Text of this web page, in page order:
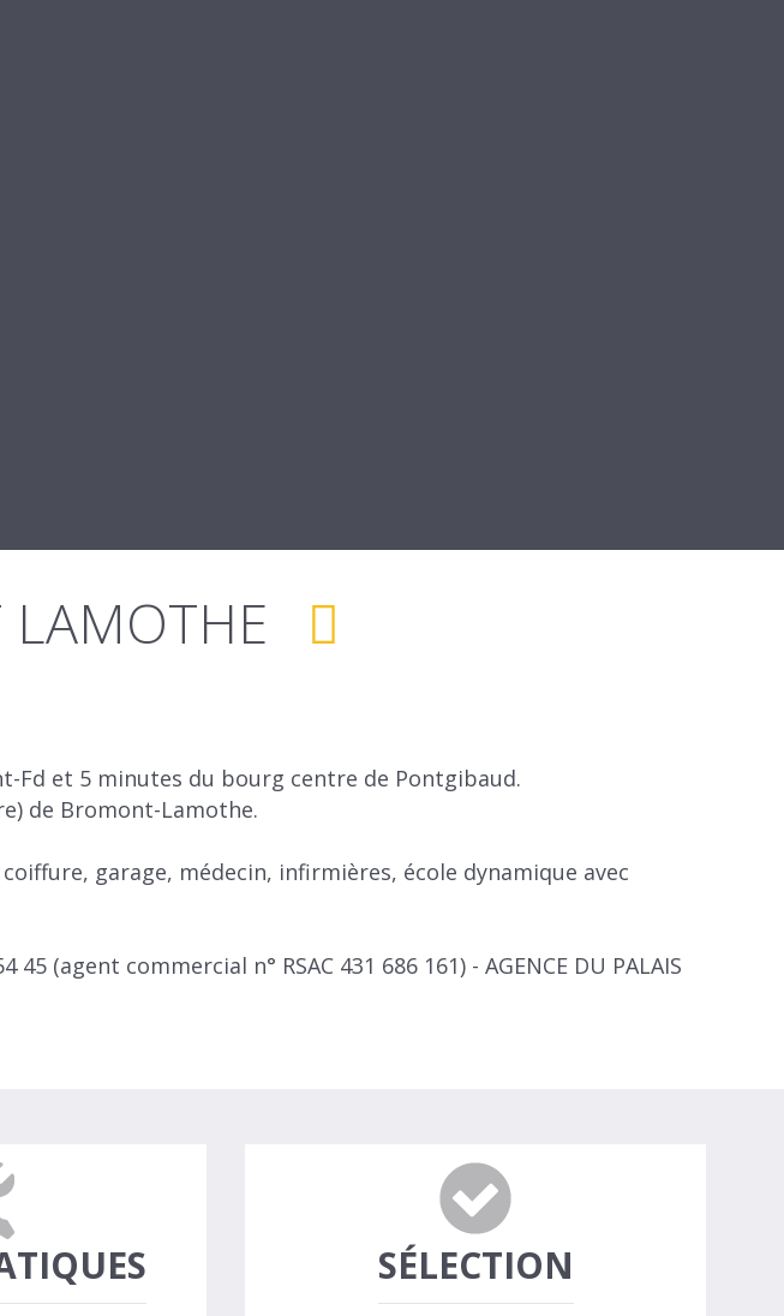
Fd et 5 minutes du bourg centre de Pontgibaud.
de Bromont-Lamothe.
garage, médecin, infirmières, école dynamique avec
(agent commercial n° RSAC 431 686 161) - AGENCE DU PALAIS
SÉLECTION